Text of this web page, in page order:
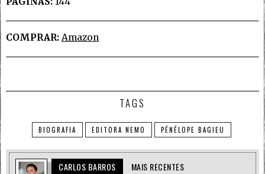
COMPRAR: Amazon
TAGS
BIOGRAFIA EDITORA NEMO PÉNÉLOPE BAGIEU
CARLOS BARROS MAIS RECENTES